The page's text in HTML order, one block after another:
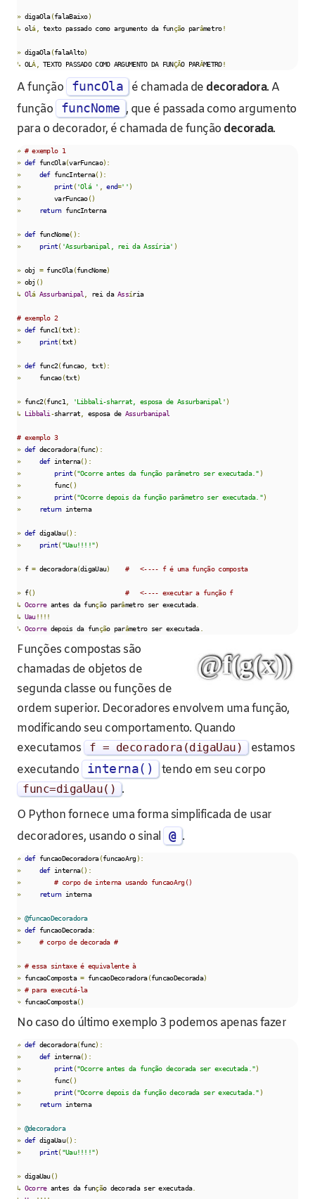
» digaOla(falaBaixo)
↳ olá, texto passado como argumento da função parâmetro!
» digaOla(falaAlto)
↳ OLÁ, TEXTO PASSADO COMO ARGUMENTO DA FUNÇÃO PARÂMETRO!
A função funcOla é chamada de decoradora. A
função
funcNome , que é passada como argumento
para o decorador, é chamada de função decorada.
» # exemplo 1
» def funcOla(varFuncao):
»
def funcInterna():
»
print ('Olá ' end='' )
»
         varFuncao
()
»
return funcInterna
» def funcNome():
»
print( 'Assurbanipal, rei da Assíria' )
» obj = funcOla(funcNome)
» obj ()
↳ Olá Assurbanipal rei da Assíria
# exemplo 2
» def func1 (txt ):
»
print(txt )
» def func2(funcao, txt):
»
     funcao
(txt)
» func2(func1 'Libbali-sharrat, esposa de Assurbanipal' )
↳ Libbali -sharrat esposa de Assurbanipal
# exemplo 3
» def decoradora(func):
»
def interna():
»
print ("Ocorre antes da função parâmetro ser executada." )
»
         func
()
»
print ("Ocorre depois da função parâmetro ser executada.")
»
return interna
» def digaUau():
»
print("Uau!!!!")
» f = decoradora(digaUau) #   <---- f é uma função composta
» f()
#   <---- executar a função f
↳ Ocorre antes da função parâmetro ser executada.
↳ Uau!!!!
↳ Ocorre depois da função parâmetro ser executada.
Funções compostas são
chamadas de objetos de
segunda classe ou funções de
ordem superior. Decoradores envolvem uma função,
modificando seu comportamento. Quando
executamos
f = decoradora (digaUau )
estamos
executando
interna() tendo em seu corpo
func=digaUau() .
O Python fornece uma forma simplificada de usar
decoradores, usando o sinal @ .
» def funcaoDecoradora(funcaoArg):
»
def interna():
»
# corpo de interna usando funcaoArg()
»
return interna
» @funcaoDecoradora
» def funcaoDecorada:
»
# corpo de decorada #
» # essa sintaxe é equivalente à
» funcaoComposta = funcaoDecoradora(funcaoDecorada)
» # para executá-la
» funcaoComposta()
No caso do último exemplo 3 podemos apenas fazer
» def decoradora(func):
»
def interna():
»
print ("Ocorre antes da função decorada ser executada.")
»
         func
()
»
print ("Ocorre depois da função decorada ser executada." )
»
return interna
» @decoradora
» def digaUau():
»
print("Uau!!!!")
» digaUau()
↳ Ocorre antes da função decorada ser executada.